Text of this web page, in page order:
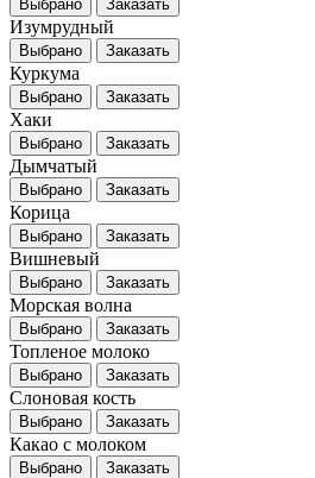
Выбрано Заказать
Изумрудный
Выбрано Заказать
Куркума
Выбрано Заказать
Хаки
Выбрано Заказать
Дымчатый
Выбрано Заказать
Корица
Выбрано Заказать
Вишневый
Выбрано Заказать
Морская волна
Выбрано Заказать
Топленое молоко
Выбрано Заказать
Слоновая кость
Выбрано Заказать
Какао с молоком
Выбрано Заказать